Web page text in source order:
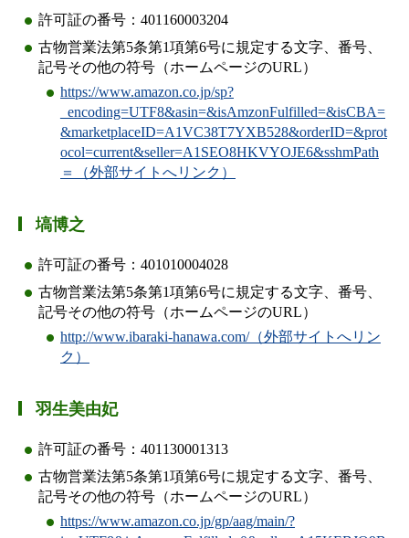
許可証の番号：401160003204
古物営業法第5条第1項第6号に規定する文字、番号、
記号その他の符号（ホームページのURL）
https://www.amazon.co.jp/sp?
_encoding=UTF8&asin=&isAmzonFulfilled=&isCBA=
&marketplaceID=A1VC38T7YXB528&orderID=&prot
ocol=current&seller=A1SEO8HKVYOJE6&sshmPath
＝（外部サイトへリンク）
塙博之
許可証の番号：401010004028
古物営業法第5条第1項第6号に規定する文字、番号、
記号その他の符号（ホームページのURL）
http://www.ibaraki-hanawa.com/（外部サイトへリン
ク）
羽生美由妃
許可証の番号：401130001313
古物営業法第5条第1項第6号に規定する文字、番号、
記号その他の符号（ホームページのURL）
https://www.amazon.co.jp/gp/aag/main/?